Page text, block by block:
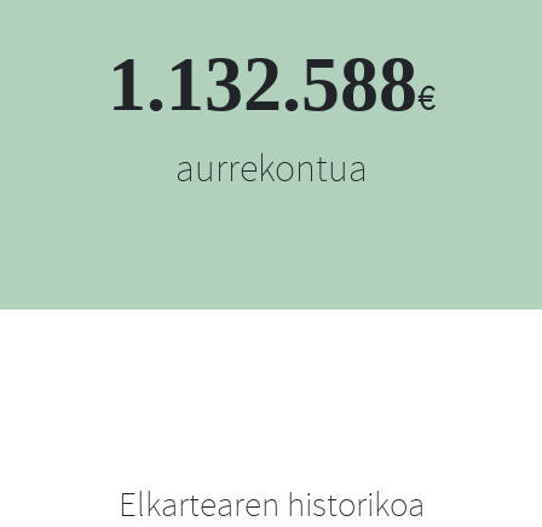
1.132.588€
aurrekontua
Elkartearen historikoa